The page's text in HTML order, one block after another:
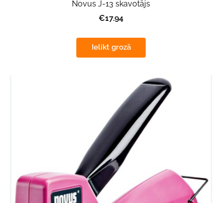
Novus J-13 skavotājs
€17.94
Ielikt grozā